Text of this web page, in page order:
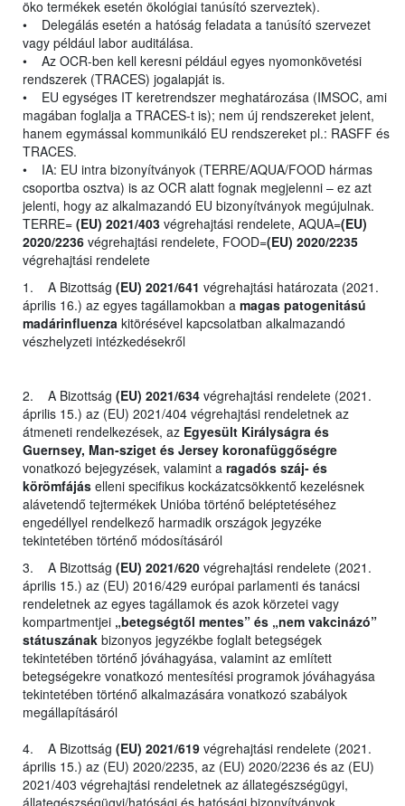
öko termékek esetén ökológiai tanúsító szerveztek).
• Delegálás esetén a hatóság feladata a tanúsító szervezet
vagy például labor auditálása.
• Az OCR-ben kell keresni például egyes nyomonkövetési
rendszerek (TRACES) jogalapját is.
• EU egységes IT keretrendszer meghatározása (IMSOC, ami
magában foglalja a TRACES-t is); nem új rendszereket jelent,
hanem egymással kommunikáló EU rendszereket pl.: RASFF és
TRACES.
• IA: EU intra bizonyítványok (TERRE/AQUA/FOOD hármas
csoportba osztva) is az OCR alatt fognak megjelenni – ez azt
jelenti, hogy az alkalmazandó EU bizonyítványok megújulnak.
TERRE= (EU) 2021/403 végrehajtási rendelete, AQUA=(EU)
2020/2236 végrehajtási rendelete, FOOD=(EU) 2020/2235
végrehajtási rendelete
1. A Bizottság (EU) 2021/641 végrehajtási határozata (2021.
április 16.) az egyes tagállamokban a magas patogenitású
madárinfluenza kitörésével kapcsolatban alkalmazandó
vészhelyzeti intézkedésekről
2. A Bizottság (EU) 2021/634 végrehajtási rendelete (2021.
április 15.) az (EU) 2021/404 végrehajtási rendeletnek az
átmeneti rendelkezések, az Egyesült Királyságra és
Guernsey, Man-sziget és Jersey koronafüggőségre
vonatkozó bejegyzések, valamint a ragadós száj- és
körömfájás elleni specifikus kockázatcsökkentő kezelésnek
alávetendő tejtermékek Unióba történő beléptetéséhez
engedéllyel rendelkező harmadik országok jegyzéke
tekintetében történő módosításáról
3. A Bizottság (EU) 2021/620 végrehajtási rendelete (2021.
április 15.) az (EU) 2016/429 európai parlamenti és tanácsi
rendeletnek az egyes tagállamok és azok körzetei vagy
kompartmentjei „betegségtől mentes” és „nem vakcinázó”
státuszának bizonyos jegyzékbe foglalt betegségek
tekintetében történő jóváhagyása, valamint az említett
betegségekre vonatkozó mentesítési programok jóváhagyása
tekintetében történő alkalmazására vonatkozó szabályok
megállapításáról
4. A Bizottság (EU) 2021/619 végrehajtási rendelete (2021.
április 15.) az (EU) 2020/2235, az (EU) 2020/2236 és az (EU)
2021/403 végrehajtási rendeletnek az állategészségügyi,
állategészségügyi/hatósági és hatósági bizonyítványok